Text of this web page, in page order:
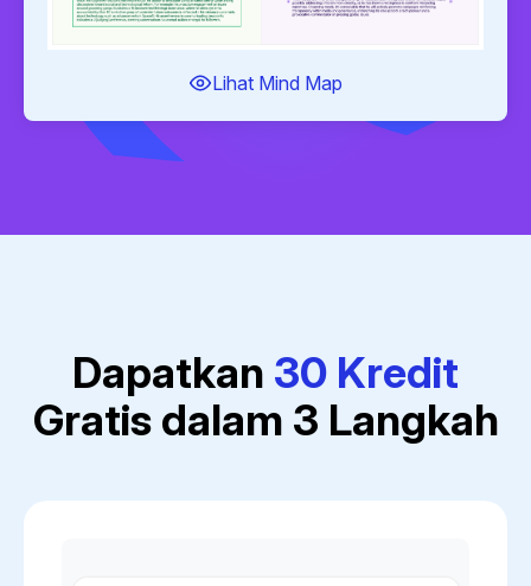
Lihat Mind Map
Dapatkan 30 Kredit
Gratis dalam 3 Langkah